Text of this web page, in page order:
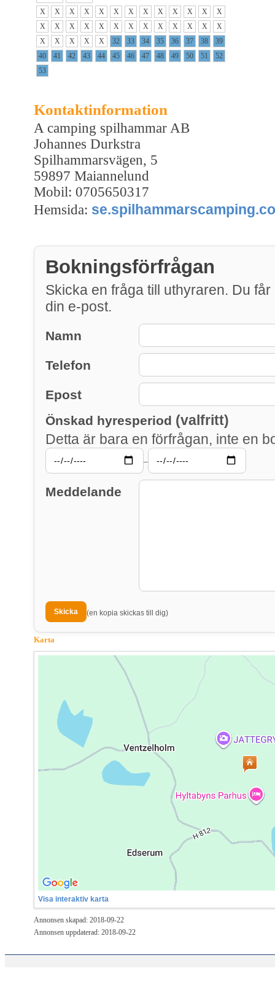
X
X X X X X X X X X X X
X
X
X X X X X X X X X X X
X
X
X X X X 32 33 34 35 36 37 38
39
40
41 42 43 44 45 46 47 48 49 50 51
52
53
Kontaktinformation
A camping spilhammar AB
Johannes Durkstra
Spilhammarsvägen, 5
59897 Maiannelund
Mobil: 0705650317
Hemsida:
Bokningsförfrågan
Skicka en fråga till uthyraren. Du får
din e-post.
Namn
Telefon
Epost
Önskad hyresperiod (valfritt)
Detta är bara en förfrågan, inte en
–
Meddelande
(en kopia skickas till dig)
Karta
Visa interaktiv karta
Annonsen skapad: 2018-09-22
Annonsen uppdaterad: 2018-09-22